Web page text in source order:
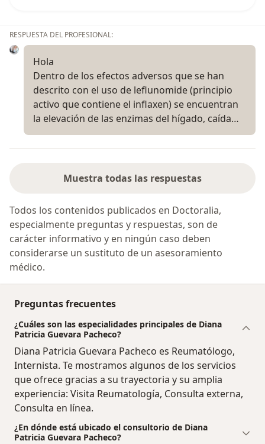
RESPUESTA DEL PROFESIONAL:
Hola
Dentro de los efectos adversos que se han
descrito con el uso de leflunomide (principio
activo que contiene el inflaxen) se encuentran
la elevación de las enzimas del hígado, caída…
Muestra todas las respuestas
Todos los contenidos publicados en Doctoralia,
especialmente preguntas y respuestas, son de
carácter informativo y en ningún caso deben
considerarse un sustituto de un asesoramiento
médico.
Preguntas frecuentes
¿Cuáles son las especialidades principales de Diana
Patricia Guevara Pacheco?
Diana Patricia Guevara Pacheco es Reumatólogo,
Internista. Te mostramos algunos de los servicios
que ofrece gracias a su trayectoria y su amplia
experiencia: Visita Reumatología, Consulta externa,
Consulta en línea.
¿En dónde está ubicado el consultorio de Diana
Patricia Guevara Pacheco?